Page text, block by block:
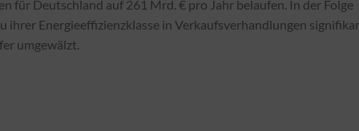
für Deutschland auf 261 Mrd. € pro Jahr belaufen. In der Folge
ihrer Energieeffizienzklasse in Verkaufsverhandlungen
umgewälzt.